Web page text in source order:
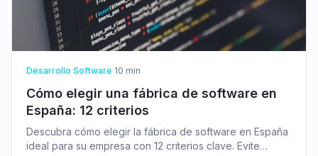
Desarrollo Software 10 min
Cómo elegir una fábrica de software en
España: 12 criterios
Descubra cómo elegir la fábrica de software en España
ideal para su empresa con 12 criterios clave. Evite